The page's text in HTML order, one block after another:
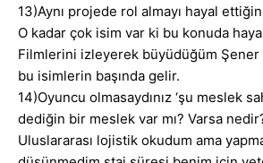
13)Aynı projede rol almayı hayal
O kadar çok isim var ki bu konuda
Filmlerini izleyerek büyüdüğüm Şener
bu isimlerin başında gelir.
14)Oyuncu olmasaydınız ‘şu meslek
dediğin bir meslek var mı? Varsa
Uluslararası lojistik okudum ama